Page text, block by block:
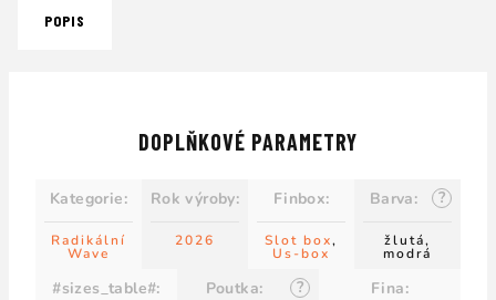
POPIS
DOPLŇKOVÉ PARAMETRY
Kategorie:
Radikální
Wave
Rok výroby:
2026
Finbox:
Slot box,
Us-box
?
Barva:
žlutá,
modrá
#sizes_table#: ?
Poutka: Fina: